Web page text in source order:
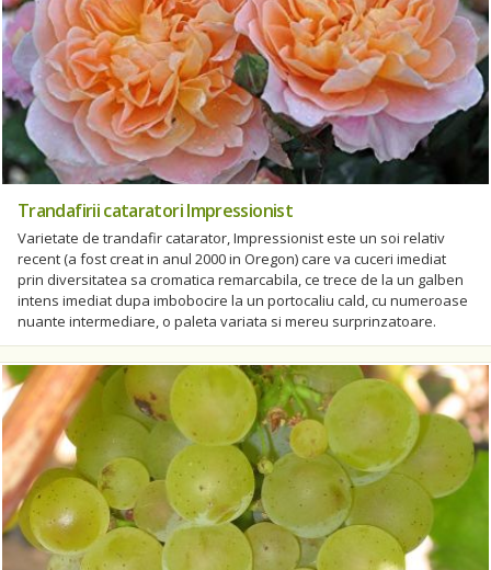
Trandafirii cataratori Impressionist
Varietate de trandafir catarator, Impressionist este un soi relativ
recent (a fost creat in anul 2000 in Oregon) care va cuceri imediat
prin diversitatea sa cromatica remarcabila, ce trece de la un galben
intens imediat dupa imbobocire la un portocaliu cald, cu numeroase
nuante intermediare, o paleta variata si mereu surprinzatoare.